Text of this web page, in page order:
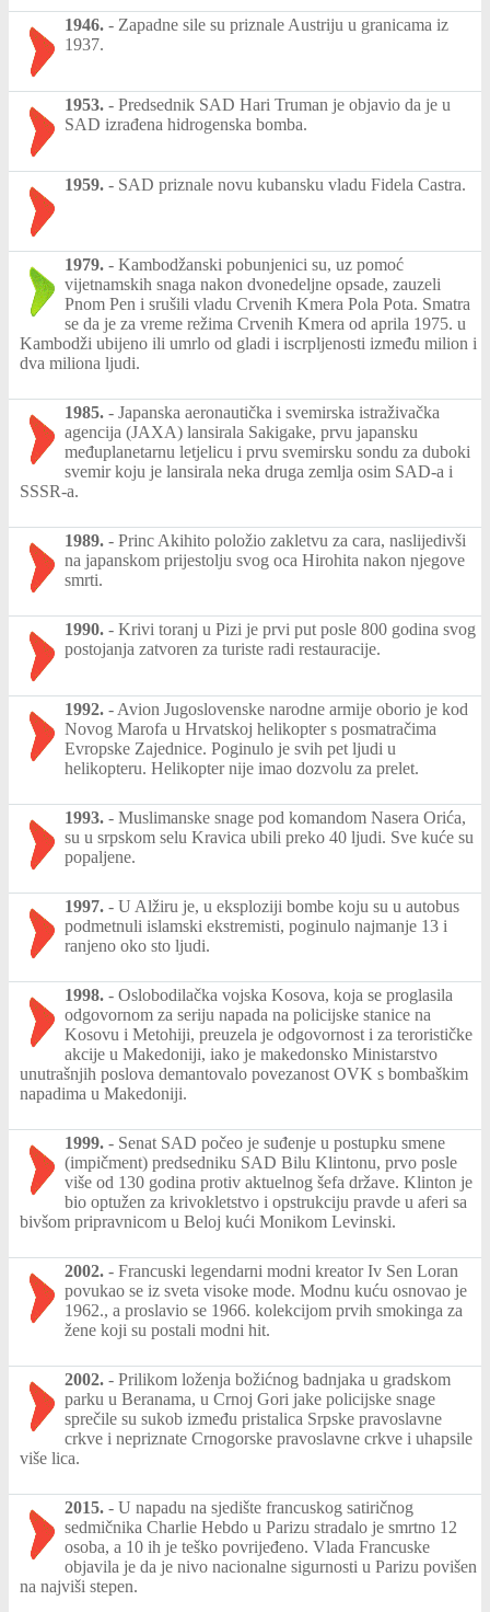
1946. - Zapadne sile su priznale Austriju u granicama iz
1937.
1953. - Predsednik SAD Hari Truman je objavio da je u
SAD izrađena hidrogenska bomba.
1959. - SAD priznale novu kubansku vladu Fidela Castra.
1979. - Kambodžanski pobunjenici su, uz pomoć
vijetnamskih snaga nakon dvonedeljne opsade, zauzeli
Pnom Pen i srušili vladu Crvenih Kmera Pola Pota. Smatra
se da je za vreme režima Crvenih Kmera od aprila 1975. u
Kambodži ubijeno ili umrlo od gladi i iscrpljenosti između milion i
dva miliona ljudi.
1985. - Japanska aeronautička i svemirska istraživačka
agencija (JAXA) lansirala Sakigake, prvu japansku
međuplanetarnu letjelicu i prvu svemirsku sondu za duboki
svemir koju je lansirala neka druga zemlja osim SAD-a i
SSSR-a.
1989. - Princ Akihito položio zakletvu za cara, naslijedivši
na japanskom prijestolju svog oca Hirohita nakon njegove
smrti.
1990. - Krivi toranj u Pizi je prvi put posle 800 godina svog
postojanja zatvoren za turiste radi restauracije.
1992. - Avion Jugoslovenske narodne armije oborio je kod
Novog Marofa u Hrvatskoj helikopter s posmatračima
Evropske Zajednice. Poginulo je svih pet ljudi u
helikopteru. Helikopter nije imao dozvolu za prelet.
1993. - Muslimanske snage pod komandom Nasera Orića,
su u srpskom selu Kravica ubili preko 40 ljudi. Sve kuće su
popaljene.
1997. - U Alžiru je, u eksploziji bombe koju su u autobus
podmetnuli islamski ekstremisti, poginulo najmanje 13 i
ranjeno oko sto ljudi.
1998. - Oslobodilačka vojska Kosova, koja se proglasila
odgovornom za seriju napada na policijske stanice na
Kosovu i Metohiji, preuzela je odgovornost i za terorističke
akcije u Makedoniji, iako je makedonsko Ministarstvo
unutrašnjih poslova demantovalo povezanost OVK s bombaškim
napadima u Makedoniji.
1999. - Senat SAD počeo je suđenje u postupku smene
(impičment) predsedniku SAD Bilu Klintonu, prvo posle
više od 130 godina protiv aktuelnog šefa države. Klinton je
bio optužen za krivokletstvo i opstrukciju pravde u aferi sa
bivšom pripravnicom u Beloj kući Monikom Levinski.
2002. - Francuski legendarni modni kreator Iv Sen Loran
povukao se iz sveta visoke mode. Modnu kuću osnovao je
1962., a proslavio se 1966. kolekcijom prvih smokinga za
žene koji su postali modni hit.
2002. - Prilikom loženja božićnog badnjaka u gradskom
parku u Beranama, u Crnoj Gori jake policijske snage
sprečile su sukob između pristalica Srpske pravoslavne
crkve i nepriznate Crnogorske pravoslavne crkve i uhapsile
više lica.
2015. - U napadu na sjedište francuskog satiričnog
sedmičnika Charlie Hebdo u Parizu stradalo je smrtno 12
osoba, a 10 ih je teško povrijeđeno. Vlada Francuske
objavila je da je nivo nacionalne sigurnosti u Parizu povišen
na najviši stepen.